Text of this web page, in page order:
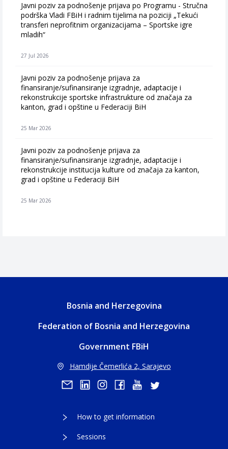
Javni poziv za podnošenje prijava po Programu - Stručna
podrška Vladi FBiH i radnim tijelima na poziciji „Tekući
transferi neprofitnim organizacijama – Sportske igre
mladih“
27 Jul 2026
Javni poziv za podnošenje prijava za
finansiranje/sufinansiranje izgradnje, adaptacije i
rekonstrukcije sportske infrastrukture od značaja za
kanton, grad i opštine u Federaciji BiH
25 Mar 2026
Javni poziv za podnošenje prijava za
finansiranje/sufinansiranje izgradnje, adaptacije i
rekonstrukcije institucija kulture od značaja za kanton,
grad i opštine u Federaciji BiH
25 Mar 2026
Bosnia and Herzegovina
Federation of Bosnia and Herzegovina
Government FBiH
Hamdije Čemerlića 2, Sarajevo
How to get information
Sessions